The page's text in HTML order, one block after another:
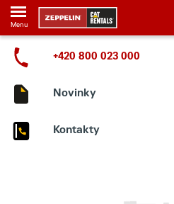
Menu
+420 800 023 000
Novinky
Kontakty